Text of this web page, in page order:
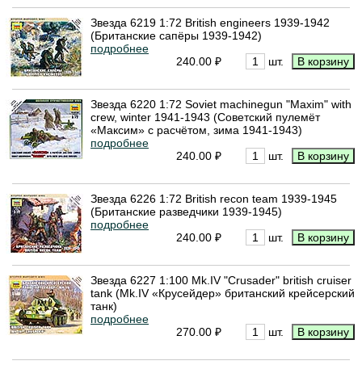
Звезда 6219 1:72 British engineers 1939-1942
(Британские сапёры 1939-1942)
подробнее
240.00 ₽
шт.
Звезда 6220 1:72 Soviet machinegun "Maxim" with
crew, winter 1941-1943 (Советский пулемёт
«Максим» с расчётом, зима 1941-1943)
подробнее
240.00 ₽
шт.
Звезда 6226 1:72 British recon team 1939-1945
(Британские разведчики 1939-1945)
подробнее
240.00 ₽
шт.
Звезда 6227 1:100 Mk.IV "Crusader" british cruiser
tank (Mk.IV «Крусейдер» британский крейсерский
танк)
подробнее
270.00 ₽
шт.